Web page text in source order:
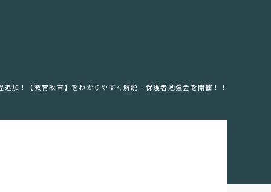
追加！【教育改革】をわかりやすく解説！保護者勉強会を開催！！